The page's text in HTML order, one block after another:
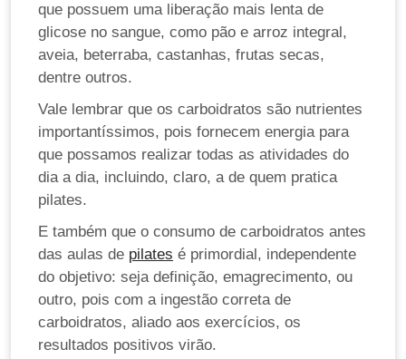
que possuem uma liberação mais lenta de
glicose no sangue, como pão e arroz integral,
aveia, beterraba, castanhas, frutas secas,
dentre outros.
Vale lembrar que os carboidratos são nutrientes
importantíssimos, pois fornecem energia para
que possamos realizar todas as atividades do
dia a dia, incluindo, claro, a de quem pratica
pilates.
E também que o consumo de carboidratos antes
das aulas de pilates é primordial, independente
do objetivo: seja definição, emagrecimento, ou
outro, pois com a ingestão correta de
carboidratos, aliado aos exercícios, os
resultados positivos virão.